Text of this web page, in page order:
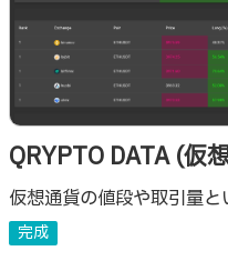
QRYPTO DATA (仮
仮想通貨の値段や取引量
完成